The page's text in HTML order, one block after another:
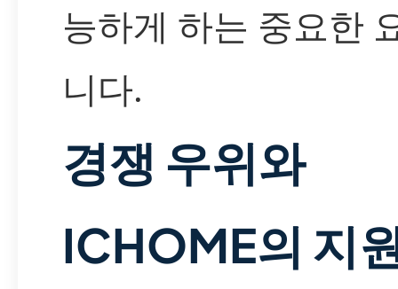
능하게 하는 중요한
니다.
경쟁 우위와
ICHOME의 지